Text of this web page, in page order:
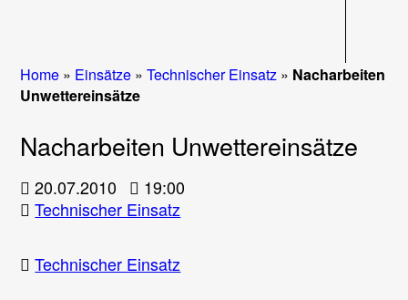
Home » Einsätze »Technischer Einsatz » Nacharbeiten
Unwettereinsätze
Nacharbeiten Unwettereinsätze
20.07.2010
19:00
Technischer Einsatz
Technischer Einsatz